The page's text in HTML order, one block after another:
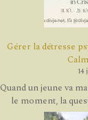
Gérer la détresse
14
Quand un jeune va
le moment, la